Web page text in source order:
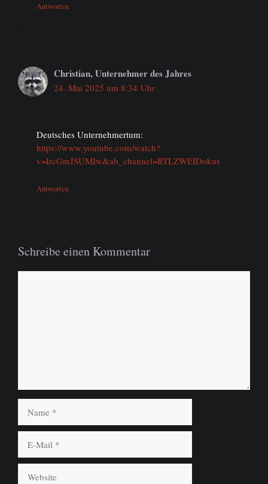
Antworten
Christian, Unternehmer des Jahres
24. Mai 2025 um 8:34 Uhr
Deutsches Unternehmertum:
https://www.youtube.com/watch?
v=IrcGmJSUMIw&ab_channel=RTLZWEIDokus
Antworten
Schreibe einen Kommentar
Mail